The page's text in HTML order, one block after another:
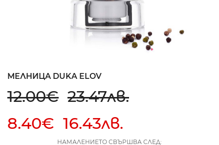
МЕЛНИЦА DUKA ELOV
12.00€ 23.47лв.
8.40€ 16.43лв.
НАМАЛЕНИЕТО СВЪРШВА СЛЕД: